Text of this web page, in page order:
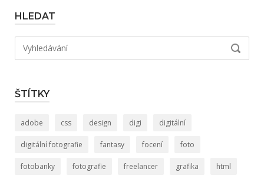
HLEDAT
Hledat:
ŠTÍTKY
adobe css design digi digitální
digitální fotografie fantasy focení foto
fotobanky fotografie freelancer grafika html